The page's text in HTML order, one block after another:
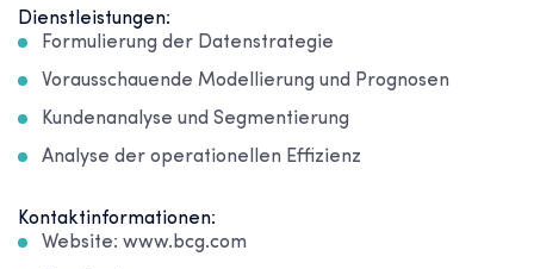
Dienstleistungen:
Formulierung der Datenstrategie
Vorausschauende Modellierung und Prognosen
Kundenanalyse und Segmentierung
Analyse der operationellen Effizienz
Kontaktinformationen:
Website: www.bcg.com